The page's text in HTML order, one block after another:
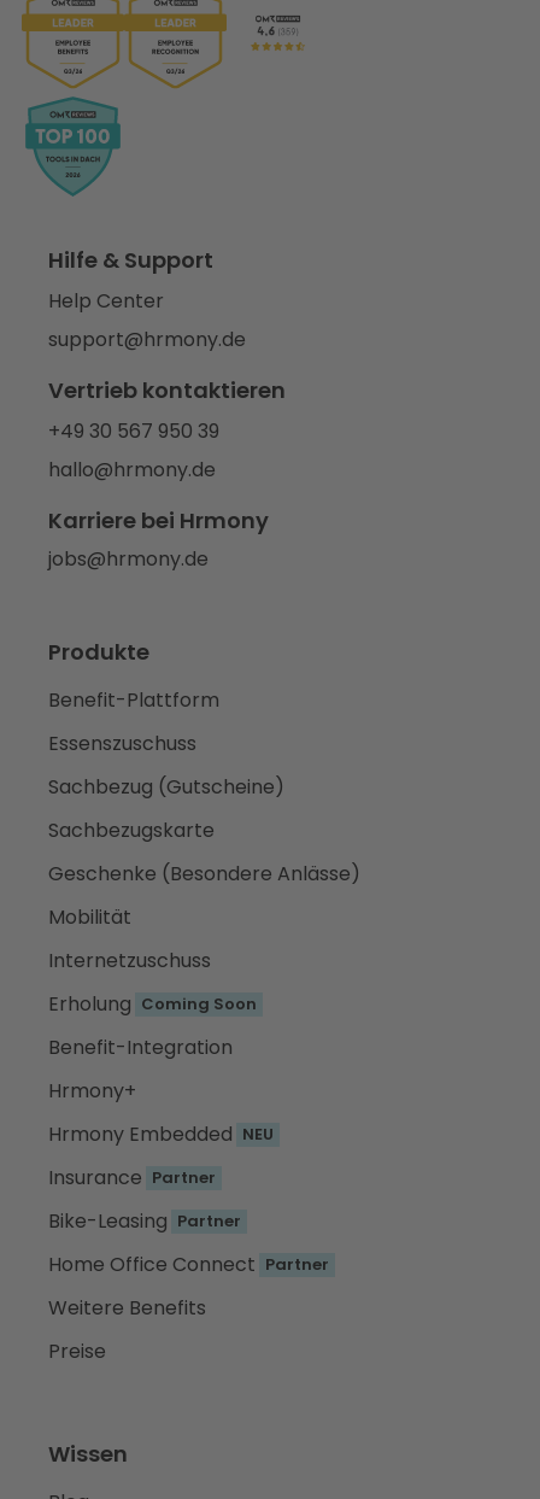
Hilfe & Support
Help Center
support@hrmony.de
Vertrieb kontaktieren
+49 30 567 950 39
hallo@hrmony.de
Karriere bei Hrmony
jobs@hrmony.de
Produkte
Benefit-Plattform
Essenszuschuss
Sachbezug (Gutscheine)
Sachbezugskarte
Geschenke (Besondere Anlässe)
Mobilität
Internetzuschuss
Erholung Coming Soon
Benefit-Integration
Hrmony+
Hrmony Embedded NEU
Insurance Partner
Bike-Leasing Partner
Home Office Connect Partner
Weitere Benefits
Preise
Wissen